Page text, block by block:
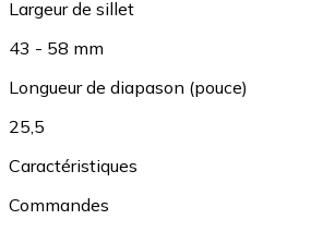
Largeur de sillet
43 - 58 mm
Longueur de diapason (pouce)
25,5
Caractéristiques
Commandes